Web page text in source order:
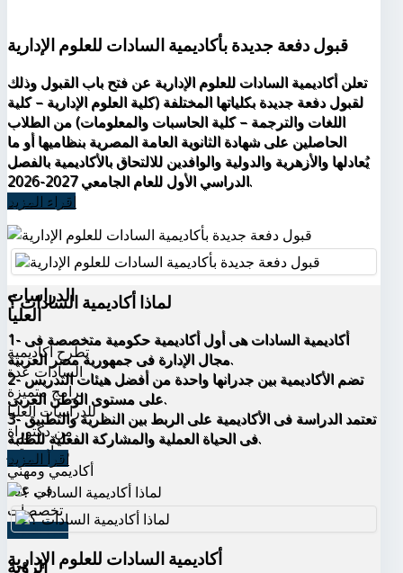
قبول دفعة جديدة بأكاديمية السادات للعلوم الإدارية
تعلن أكاديمية السادات للعلوم الإدارية عن فتح باب القبول وذلك
لقبول دفعة جديدة بكلياتها المختلفة (كلية العلوم الإدارية – كلية
اللغات والترجمة – كلية الحاسبات والمعلومات) من الطلاب
الحاصلين على شهادة الثانوية العامة المصرية بنظاميها أو ما
يُعادلها والأزهرية والدولية والوافدين للالتحاق بالأكاديمية بالفصل
الدراسي الأول للعام الجامعي 2027-2026.
اقراء المزيد
لماذا أكاديمية السادات ؟
1- أكاديمية السادات هى أول أكاديمية حكومية متخصصة فى
مجال الإدارة فى جمهورية مصر العربية.
2- تضم الأكاديمية بين جدرانها واحدة من أفضل هيئات التدريس
على مستوى الوطن العربى.
3- تعتمد الدراسة فى الأكاديمية على الربط بين النظرية والتطبيق
فى الحياة العملية والمشاركة الفعلية للطلبة.
اقرأ المزيد
أكاديمية السادات للعلوم الإدارية
الدراسات
العليا
تطرح أكاديمية
السادات عدة
برامج متميزة
للدراسات العليا
من دكتوراة
وماجيستير
أكاديمي ومهني
في عدة
تخصصات
اقرأ المزيد
الرؤية